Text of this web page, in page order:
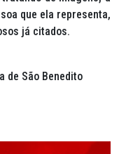
que ela representa,
já citados.
de São Benedito